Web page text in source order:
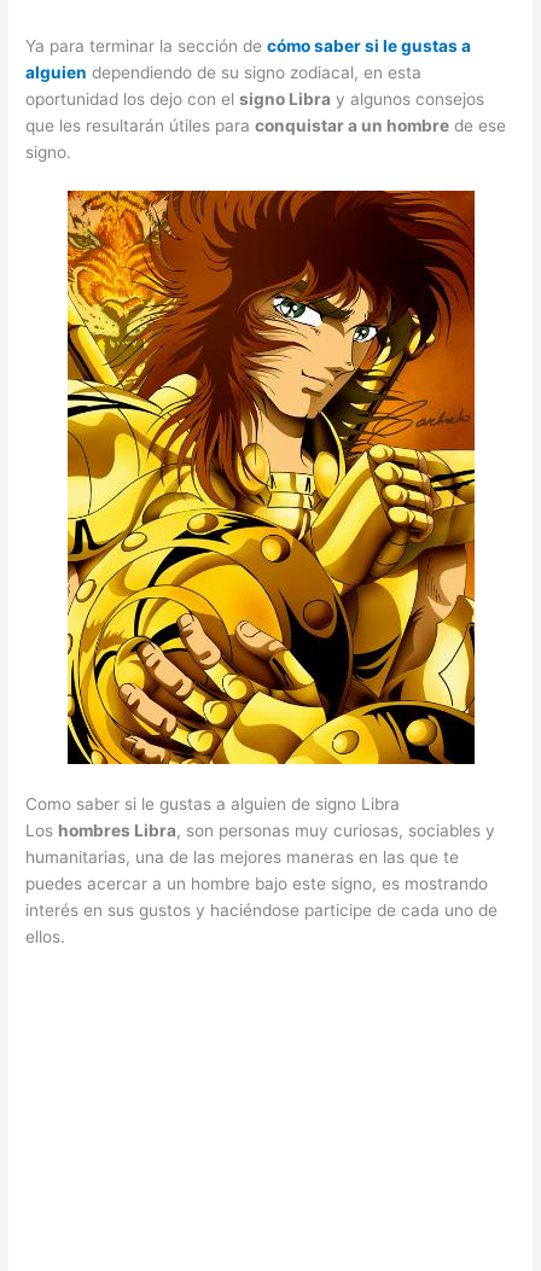
Ya para terminar la sección decómo saber si le gustas a
alguien dependiendo de su signo zodiacal, en esta
oportunidad los dejo con elsigno Libra y algunos consejos
que les resultarán útiles paraconquistar a un hombre de ese
signo.
Como saber si le gustas a alguien de signo Libra
Los hombres Libra, son personas muy curiosas, sociables y
humanitarias, una de las mejores maneras en las que te
puedes acercar a un hombre bajo este signo, es mostrando
interés en sus gustos y haciéndose participe de cada uno de
ellos.